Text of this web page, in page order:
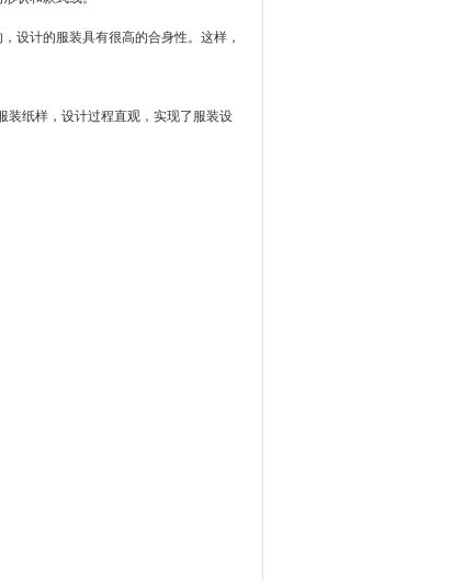
计的服装具有很高的合身性。这样，
纸样，设计过程直观，实现了服装设